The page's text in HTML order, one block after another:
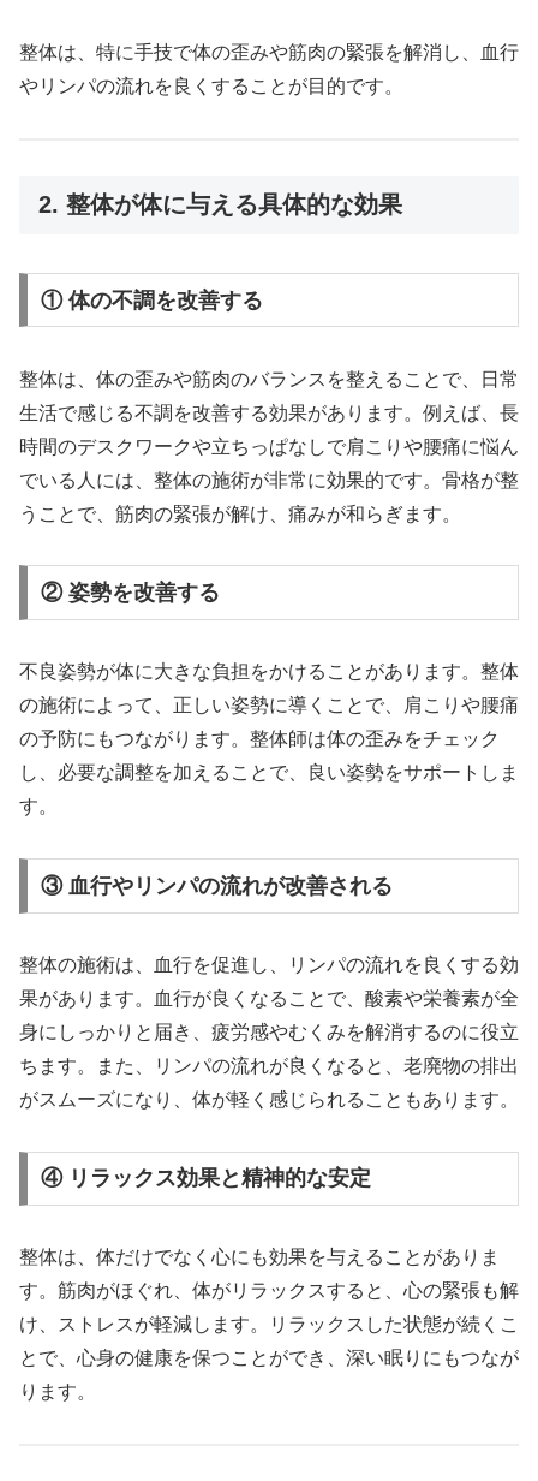
整体は、特に手技で体の歪みや筋肉の緊張を解消し、血行
やリンパの流れを良くすることが目的です。
2. 整体が体に与える具体的な効果
① 体の不調を改善する
整体は、体の歪みや筋肉のバランスを整えることで、日常
生活で感じる不調を改善する効果があります。例えば、長
時間のデスクワークや立ちっぱなしで肩こりや腰痛に悩ん
でいる人には、整体の施術が非常に効果的です。骨格が整
うことで、筋肉の緊張が解け、痛みが和らぎます。
② 姿勢を改善する
不良姿勢が体に大きな負担をかけることがあります。整体
の施術によって、正しい姿勢に導くことで、肩こりや腰痛
の予防にもつながります。整体師は体の歪みをチェック
し、必要な調整を加えることで、良い姿勢をサポートしま
す。
③ 血行やリンパの流れが改善される
整体の施術は、血行を促進し、リンパの流れを良くする効
果があります。血行が良くなることで、酸素や栄養素が全
身にしっかりと届き、疲労感やむくみを解消するのに役立
ちます。また、リンパの流れが良くなると、老廃物の排出
がスムーズになり、体が軽く感じられることもあります。
④ リラックス効果と精神的な安定
整体は、体だけでなく心にも効果を与えることがありま
す。筋肉がほぐれ、体がリラックスすると、心の緊張も解
け、ストレスが軽減します。リラックスした状態が続くこ
とで、心身の健康を保つことができ、深い眠りにもつなが
ります。